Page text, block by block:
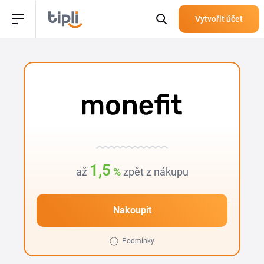
Vytvořit účet
až 1,5 % zpět z nákupu
Nakoupit
Podmínky